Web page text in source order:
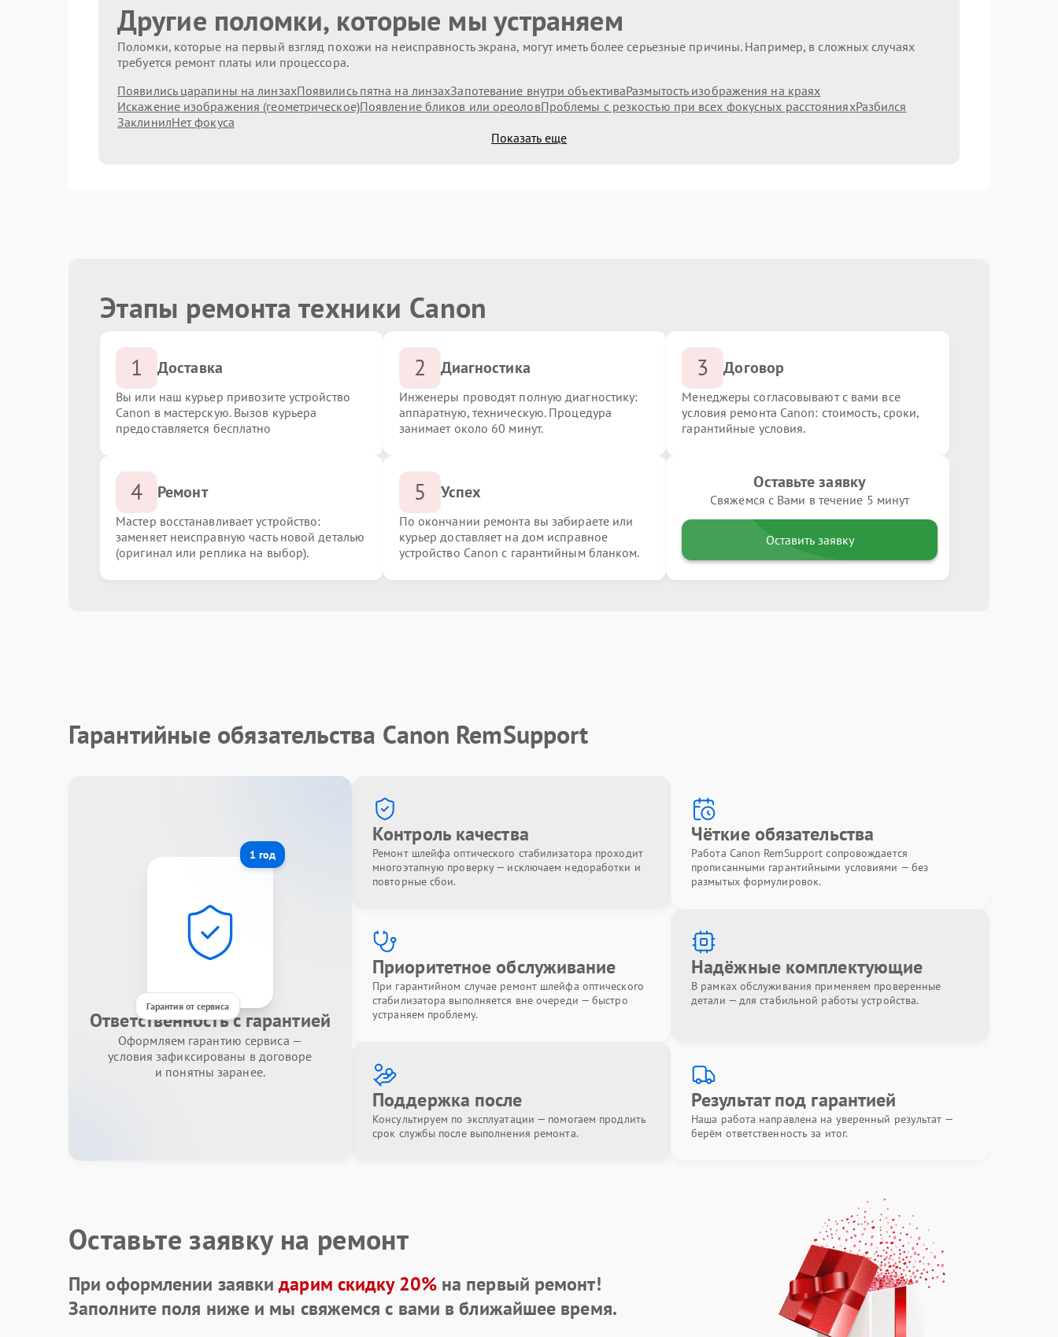
Другие поломки, которые мы устраняем
Поломки, которые на первый взгляд похожи на неисправность экрана, могут иметь более серьезные причины. Например, в сложных случаях
требуется ремонт платы или процессора.
Появились царапины на линзахПоявились пятна на линзахЗапотевание внутри объективаРазмытость изображения на краях
Искажение изображения (геометрическое)Появление бликов или ореоловПроблемы с резкостью при всех фокусных расстоянияхРазбился
ЗаклинилНет фокуса
Показать еще
Этапы ремонта техники Canon
1 Доставка
Вы или наш курьер привозите устройство
Canon в мастерскую. Вызов курьера
предоставляется бесплатно
2 Диагностика
Инженеры проводят полную диагностику:
аппаратную, техническую. Процедура
занимает около 60 минут.
3 Договор
Менеджеры согласовывают с вами все
условия ремонта Canon: стоимость, сроки,
гарантийные условия.
4 Ремонт
Мастер восстанавливает устройство:
заменяет неисправную часть новой деталью
(оригинал или реплика на выбор).
5 Успех
По окончании ремонта вы забираете или
курьер доставляет на дом исправное
устройство Canon с гарантийным бланком.
Оставьте заявку
Свяжемся с Вами в течение 5 минут
Оставить заявку
Гарантийные обязательства Canon RemSupport
1 год
Гарантия от сервиса
Ответственность с гарантией
Оформляем гарантию сервиса —
условия зафиксированы в договоре
и понятны заранее.
Контроль качества
Ремонт шлейфа оптического стабилизатора проходит
многоэтапную проверку — исключаем недоработки и
повторные сбои.
Чёткие обязательства
Работа Canon RemSupport сопровождается
прописанными гарантийными условиями — без
размытых формулировок.
Приоритетное обслуживание
При гарантийном случае ремонт шлейфа оптического
стабилизатора выполняется вне очереди — быстро
устраняем проблему.
Надёжные комплектующие
В рамках обслуживания применяем проверенные
детали — для стабильной работы устройства.
Поддержка после
Консультируем по эксплуатации — помогаем продлить
срок службы после выполнения ремонта.
Результат под гарантией
Наша работа направлена на уверенный результат —
берём ответственность за итог.
Оставьте заявку на ремонт
При оформлении заявкидарим скидку 20%на первый ремонт!
Заполните поля ниже и мы свяжемся с вами в ближайшее время.